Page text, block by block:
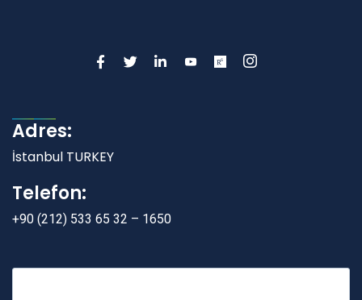
Adres:
İstanbul TURKEY
Telefon:
+90 (212) 533 65 32 – 1650